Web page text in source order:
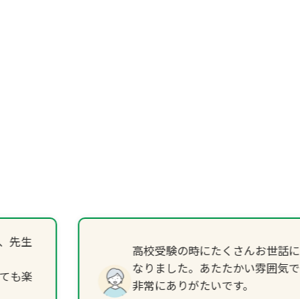
先生
も楽
高校受験の時にたくさんお世話に
なりました。あたたかい雰囲気で
非常にありがたいです。